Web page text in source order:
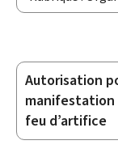
Sous-
rubriques
Autorisation
manifestation
feu d’artifice